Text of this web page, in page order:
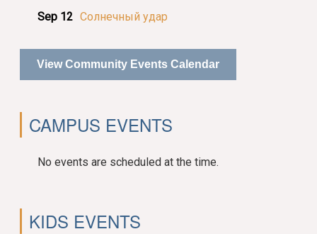
Sep 12 Солнечный удар
View Community Events Calendar
CAMPUS EVENTS
No events are scheduled at the time.
KIDS EVENTS